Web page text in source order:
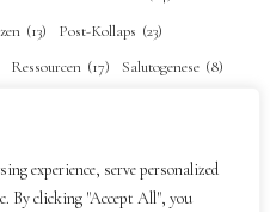
experience, serve personalized
By clicking "Accept All", you
(13) Post-Kollaps (23)
Ressourcen (17) Salutogenese (8)